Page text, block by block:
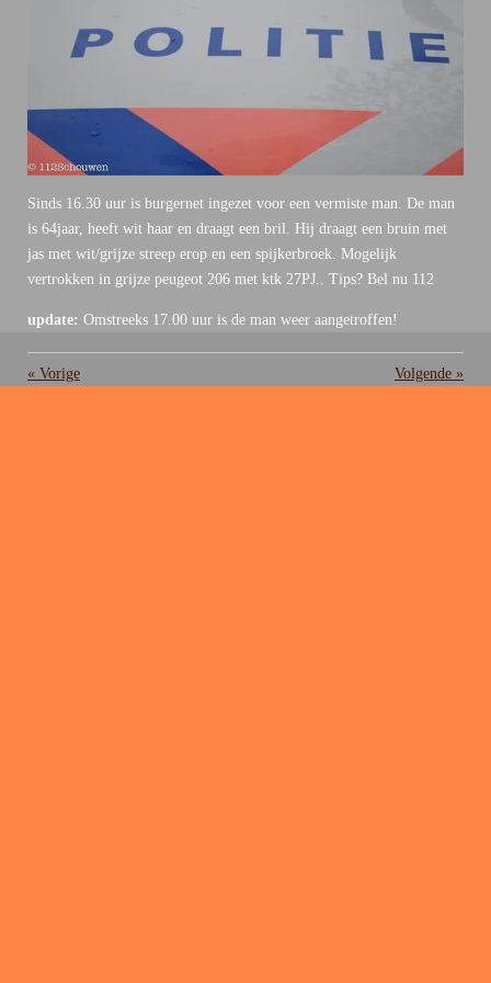
Sinds 16.30 uur is burgernet ingezet voor een vermiste man. De man
is 64jaar, heeft wit haar en draagt een bril. Hij draagt een bruin met
jas met wit/grijze streep erop en een spijkerbroek. Mogelijk
vertrokken in grijze peugeot 206 met ktk 27PJ.. Tips? Bel nu 112
update: Omstreeks 17.00 uur is de man weer aangetroffen!
« Vorige Volgende »